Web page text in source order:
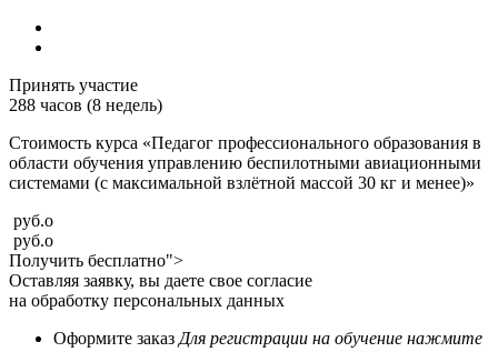
Принять участие
288 часов (8 недель)
Стоимость курса «Педагог профессионального образования в
области обучения управлению беспилотными авиационными
системами (с максимальной взлётной массой 30 кг и менее)»
руб.o
руб.o
Получить бесплатно">
Оставляя заявку, вы даете свое согласие
на обработку персональных данных
Оформите заказ Для регистрации на обучение нажмите